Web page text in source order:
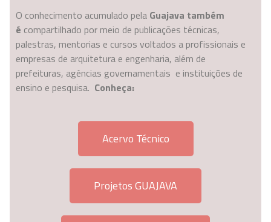
O conhecimento acumulado pela Guajava também
é compartilhado por meio de publicações técnicas,
palestras, mentorias e cursos voltados a profissionais e
empresas de arquitetura e engenharia, além de
prefeituras, agências governamentais e instituições de
ensino e pesquisa. Conheça:
Acervo Técnico
Projetos GUAJAVA